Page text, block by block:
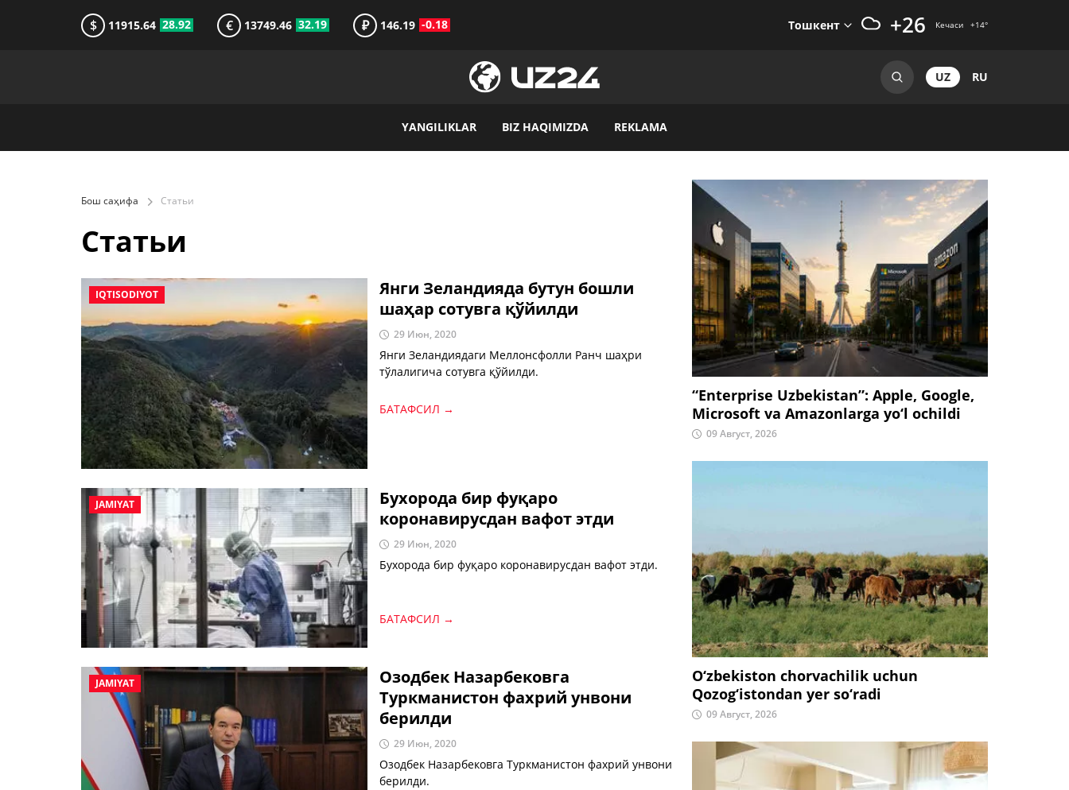
$ 11915.64 28.92 € 13749.46 32.19 ₽ 146.19 -0.18 Тошкент +26 Кечаси +14°
UZ RU
YANGILIKLAR BIZ HAQIMIZDA REKLAMA
Бош саҳифа Статьи
Статьи
IQTISODIYOT
Янги Зеландияда бутун бошли
шаҳар сотувга қўйилди
29 Июн, 2020
Янги Зеландиядаги Меллонсфолли Ранч шаҳри
тўлалигича сотувга қўйилди.
БАТАФСИЛ →
JAMIYAT
Бухорода бир фуқаро
коронавирусдан вафот этди
29 Июн, 2020
Бухорода бир фуқаро коронавирусдан вафот этди.
БАТАФСИЛ →
JAMIYAT
Озодбек Назарбековга
Туркманистон фахрий унвони
берилди
29 Июн, 2020
Озодбек Назарбековга Туркманистон фахрий унвони
берилди.
“Enterprise Uzbekistan”: Apple, Google,
Microsoft va Amazonlarga yo‘l ochildi
09 Август, 2026
O‘zbekiston chorvachilik uchun
Qozog‘istondan yer so‘radi
09 Август, 2026